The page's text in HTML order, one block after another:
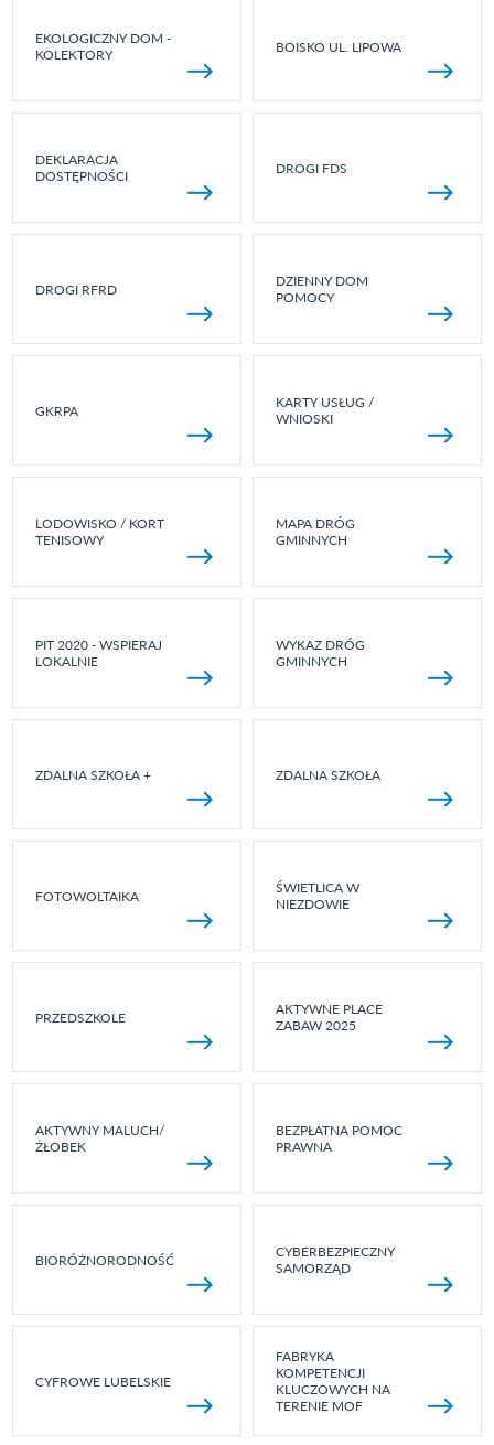
EKOLOGICZNY DOM -
KOLEKTORY
BOISKO UL. LIPOWA
DEKLARACJA
DOSTĘPNOŚCI
DROGI FDS
DROGI RFRD
DZIENNY DOM
POMOCY
GKRPA
KARTY USŁUG /
WNIOSKI
LODOWISKO / KORT
TENISOWY
MAPA DRÓG
GMINNYCH
PIT 2020 - WSPIERAJ
LOKALNIE
WYKAZ DRÓG
GMINNYCH
ZDALNA SZKOŁA + ZDALNA SZKOŁA
FOTOWOLTAIKA
ŚWIETLICA W
NIEZDOWIE
PRZEDSZKOLE
AKTYWNE PLACE
ZABAW 2025
AKTYWNY MALUCH/
ŻŁOBEK
BEZPŁATNA POMOC
PRAWNA
BIORÓŻNORODNOŚĆ
CYBERBEZPIECZNY
SAMORZĄD
CYFROWE LUBELSKIE
FABRYKA
KOMPETENCJI
KLUCZOWYCH NA
TERENIE MOF